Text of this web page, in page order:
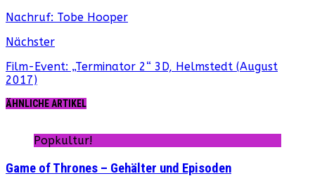
Nachruf: Tobe Hooper
Nächster
Film-Event: „Terminator 2“ 3D, Helmstedt (August
2017)
ÄHNLICHE ARTIKEL
Popkultur!
Game of Thrones – Gehälter und Episoden